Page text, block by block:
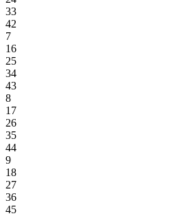
33
42
7
16
25
34
43
8
17
26
35
44
9
18
27
36
45